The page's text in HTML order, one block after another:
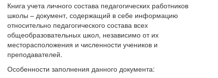
Книга учета личного состава педагогических работников
школы – документ, содержащий в себе информацию
относительно педагогического состава всех
общеобразовательных школ, независимо от их
месторасположения и численности учеников и
преподавателей.
Особенности заполнения данного документа: